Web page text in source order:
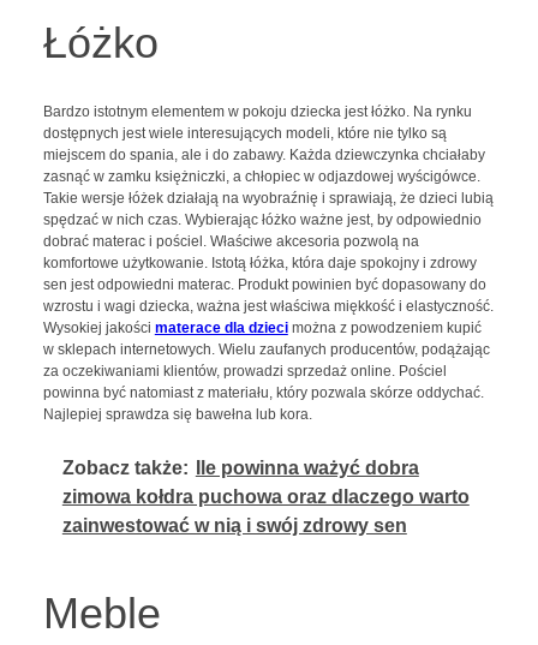
Łóżko
Bardzo istotnym elementem w pokoju dziecka jest łóżko. Na rynku
dostępnych jest wiele interesujących modeli, które nie tylko są
miejscem do spania, ale i do zabawy. Każda dziewczynka chciałaby
zasnąć w zamku księżniczki, a chłopiec w odjazdowej wyścigówce.
Takie wersje łóżek działają na wyobraźnię i sprawiają, że dzieci lubią
spędzać w nich czas. Wybierając łóżko ważne jest, by odpowiednio
dobrać materac i pościel. Właściwe akcesoria pozwolą na
komfortowe użytkowanie. Istotą łóżka, która daje spokojny i zdrowy
sen jest odpowiedni materac. Produkt powinien być dopasowany do
wzrostu i wagi dziecka, ważna jest właściwa miękkość i elastyczność.
Wysokiej jakości materace dla dziecimożna z powodzeniem kupić
w sklepach internetowych. Wielu zaufanych producentów, podążając
za oczekiwaniami klientów, prowadzi sprzedaż online. Pościel
powinna być natomiast z materiału, który pozwala skórze oddychać.
Najlepiej sprawdza się bawełna lub kora.
Zobacz także:
Ile powinna ważyć dobra
zimowa kołdra puchowa oraz dlaczego warto
zainwestować w nią i swój zdrowy sen
Meble